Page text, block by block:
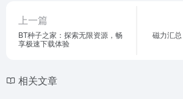
上一篇
BT种子之家：探索无限资源，畅
享极速下载体验
磁力汇
相关文章